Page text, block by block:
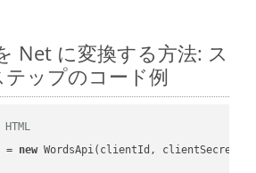
Net に変換する方法: ス
ップのコード例
= new WordsApi(clientId, clientSecret);